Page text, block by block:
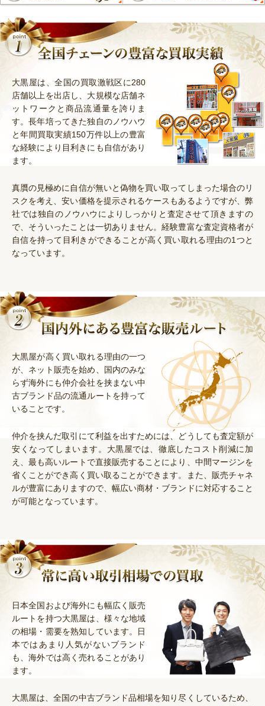
大黒屋は、全国の買取激戦区に280
店舗以上を出店し、大規模な店舗ネ
ットワークと商品流通量を誇りま
す。長年培ってきた独自のノウハウ
と年間買取実績150万件以上の豊富
な経験により目利きにも自信があり
ます。
真贋の見極めに自信が無いと偽物を買い取ってしまった場合のリ
スクを考え、安い価格を提示されるケースもあるようですが、弊
社では独自のノウハウによりしっかりと査定させて頂きますの
で、そういったことは一切ありません。経験豊富な査定資格者が
自信を持って目利きができることが高く買い取れる理由の1つと
なっています。
大黒屋が高く買い取れる理由の一つ
が、ネット販売を始め、国内のみな
らず海外にも仲介会社を挟まない中
古ブランド品の流通ルートを持って
いることです。
仲介を挟んだ取引にて利益を出すためには、どうしても査定額が
安くなってしまいます。大黒屋では、徹底したコスト削減に加
え、最も高いルートで直接販売することにより、中間マージンを
省くことができ高く買い取ることができます。また、販売チャネ
ルが豊富にありますので、幅広い商材・ブランドに対応すること
が可能となっています。
日本全国および海外にも幅広く販売
ルートを持つ大黒屋は、様々な地域
の相場・需要を熟知しています。日
本ではあまり人気がないブランド
も、海外では高く売れることがあり
ます。
大黒屋は、全国の中古ブランド品相場を知り尽くしているため、